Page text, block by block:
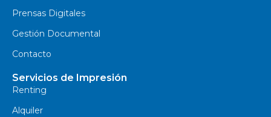
Prensas Digitales
Gestión Documental
Contacto
Servicios de Impresión
Renting
Alquiler